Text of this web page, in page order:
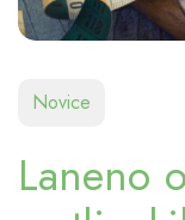
Novice
Laneno